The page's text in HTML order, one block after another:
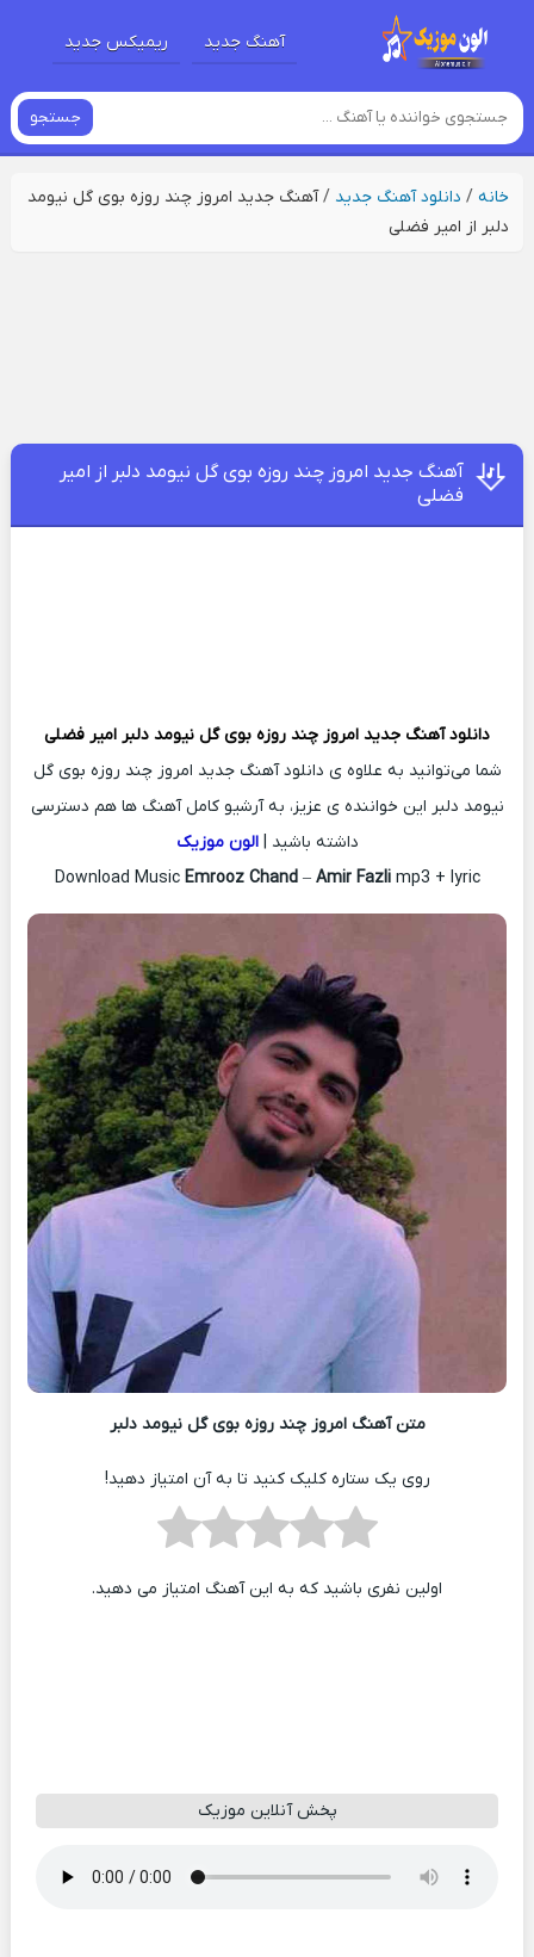
آهنگ جدید ریمیکس جدید
جستجو
خانه/ دانلود آهنگ جدید /آهنگ جدید امروز چند روزه بوی گل نیومد
دلبر از امیر فضلی
آهنگ جدید امروز چند روزه بوی گل نیومد دلبر از امیر
فضلی
دانلود آهنگ جدید امروز چند روزه بوی گل نیومد دلبر امیر فضلی
شما می‌توانید به علاوه ی دانلود آهنگ جدید امروز چند روزه بوی گل
نیومد دلبر این خواننده ی عزیز، به آرشیو کامل آهنگ ها هم دسترسی
داشته باشید |الون موزیک
Download Music Emrooz Chand– Amir Fazlimp3 + lyric
متن آهنگ امروز چند روزه بوی گل نیومد دلبر
روی یک ستاره کلیک کنید تا به آن امتیاز دهید!
اولین نفری باشید که به این آهنگ امتیاز می دهید.
پخش آنلاین موزیک